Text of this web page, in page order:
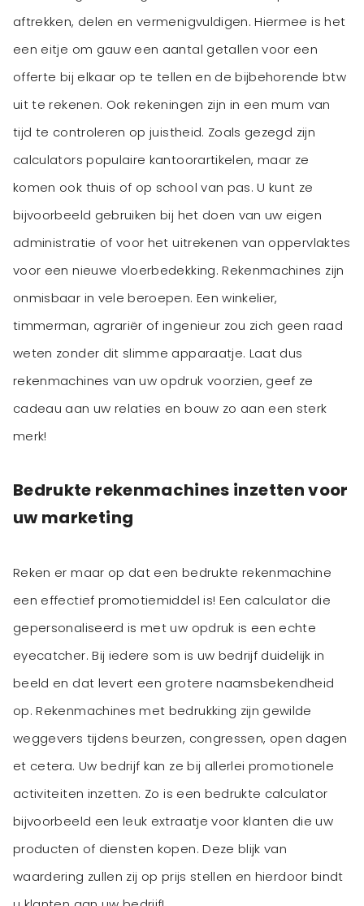
aftrekken, delen en vermenigvuldigen. Hiermee is het
een eitje om gauw een aantal getallen voor een
offerte bij elkaar op te tellen en de bijbehorende btw
uit te rekenen. Ook rekeningen zijn in een mum van
tijd te controleren op juistheid. Zoals gezegd zijn
calculators populaire kantoorartikelen, maar ze
komen ook thuis of op school van pas. U kunt ze
bijvoorbeeld gebruiken bij het doen van uw eigen
administratie of voor het uitrekenen van oppervlaktes
voor een nieuwe vloerbedekking. Rekenmachines zijn
onmisbaar in vele beroepen. Een winkelier,
timmerman, agrariër of ingenieur zou zich geen raad
weten zonder dit slimme apparaatje. Laat dus
rekenmachines van uw opdruk voorzien, geef ze
cadeau aan uw relaties en bouw zo aan een sterk
Bedrukte rekenmachines inzetten voor
uw marketing
Reken er maar op dat een bedrukte rekenmachine
een effectief promotiemiddel is! Een calculator die
gepersonaliseerd is met uw opdruk is een echte
eyecatcher. Bij iedere som is uw bedrijf duidelijk in
beeld en dat levert een grotere naamsbekendheid
op. Rekenmachines met bedrukking zijn gewilde
weggevers tijdens beurzen, congressen, open dagen
et cetera. Uw bedrijf kan ze bij allerlei promotionele
activiteiten inzetten. Zo is een bedrukte calculator
bijvoorbeeld een leuk extraatje voor klanten die uw
producten of diensten kopen. Deze blijk van
waardering zullen zij op prijs stellen en hierdoor bindt